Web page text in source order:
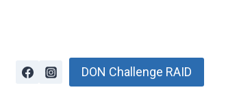
DON Challenge RAID